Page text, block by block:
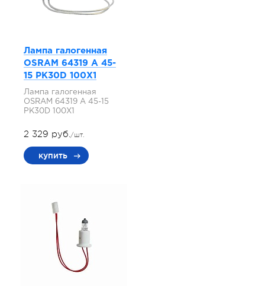
Лампа галогенная
OSRAM 64319 A 45-
15 PK30D 100X1
Лампа галогенная
OSRAM 64319 A 45-15
PK30D 100X1
2 329 руб./шт.
купить